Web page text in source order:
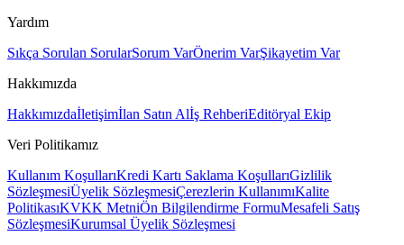
Yardım
Sıkça Sorulan SorularSorum VarÖnerim VarŞikayetim Var
Hakkımızda
Hakkımızdaİletişimİlan Satın Alİş RehberiEditöryal Ekip
Veri Politikamız
Kullanım KoşullarıKredi Kartı Saklama KoşullarıGizlilik
SözleşmesiÜyelik SözleşmesiÇerezlerin KullanımıKalite
PolitikasıKVKK MetniÖn Bilgilendirme FormuMesafeli Satış
SözleşmesiKurumsal Üyelik Sözleşmesi